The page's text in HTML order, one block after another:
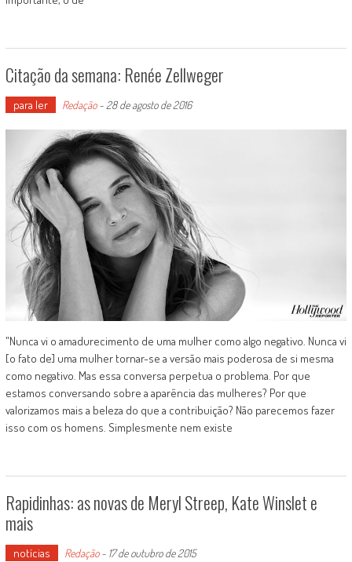
Citação da semana: Renée Zellweger
para ler Redação- 28 de agosto de 2016
"Nunca vi o amadurecimento de uma mulher como algo negativo. Nunca vi
[o fato de] uma mulher tornar-se a versão mais poderosa de si mesma
como negativo. Mas essa conversa perpetua o problema. Por que
estamos conversando sobre a aparência das mulheres? Por que
valorizamos mais a beleza do que a contribuição? Não parecemos fazer
isso com os homens. Simplesmente nem existe
Rapidinhas: as novas de Meryl Streep, Kate Winslet e
mais
notícias Redação- 17 de outubro de 2015